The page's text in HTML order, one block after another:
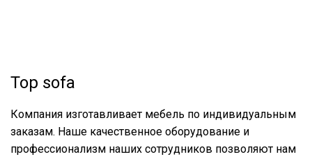
Top sofa
Компания изготавливает мебель по индивидуальным
заказам. Наше качественное оборудование и
профессионализм наших сотрудников позволяют нам